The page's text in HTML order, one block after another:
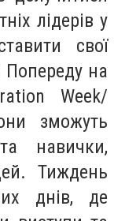
лідерів у
свої
Попереду на
Week/
зможуть
навички,
Тиждень
днів, де